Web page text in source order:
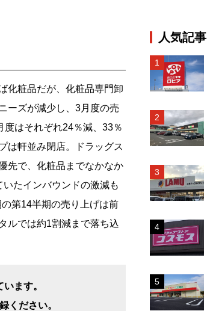
化粧品だが、化粧品専門卸
ーズが減少し、3月度の売
度はそれぞれ24％減、33％
は軒並み閉店。ドラッグス
先で、化粧品までなかなか
たインバウンドの激減も
第14半期の売り上げは前
ルでは約1割減まで落ち込
ます。
ください。
人気記事